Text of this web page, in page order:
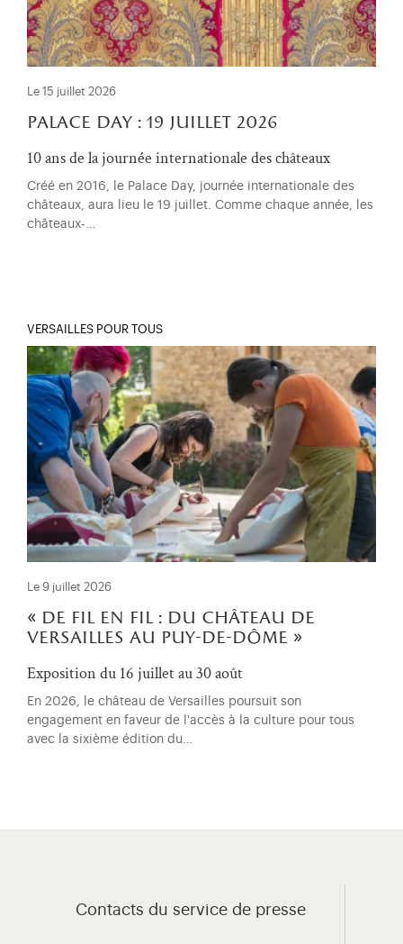
Le 15 juillet 2026
palace day : 19 juillet 2026
10 ans de la journée internationale des châteaux
Créé en 2016, le Palace Day, journée internationale des
châteaux, aura lieu le 19 juillet. Comme chaque année, les
châteaux-…
VERSAILLES POUR TOUS
Le 9 juillet 2026
« de fil en fil : du château de
versailles au puy-de-dôme »
Exposition du 16 juillet au 30 août
En 2026, le château de Versailles poursuit son
engagement en faveur de l'accès à la culture pour tous
avec la sixième édition du…
Contacts du service de presse